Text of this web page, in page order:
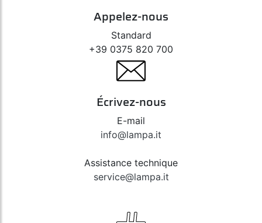
Appelez-nous
Standard
+39 0375 820 700
Écrivez-nous
E-mail
info@lampa.it
Assistance technique
service@lampa.it